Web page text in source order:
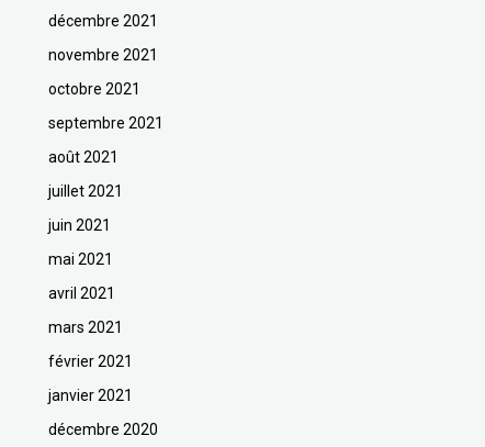
décembre 2021
novembre 2021
octobre 2021
septembre 2021
août 2021
juillet 2021
juin 2021
mai 2021
avril 2021
mars 2021
février 2021
janvier 2021
décembre 2020